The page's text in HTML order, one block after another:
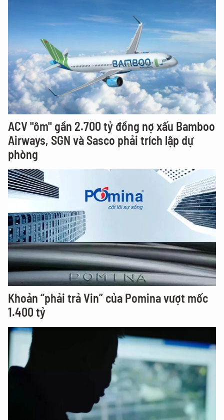
ACV "ôm" gần 2.700 tỷ đồng nợ xấu Bamboo
Airways, SGN và Sasco phải trích lập dự
phòng
Khoản “phải trả Vin” của Pomina vượt mốc
1.400 tỷ